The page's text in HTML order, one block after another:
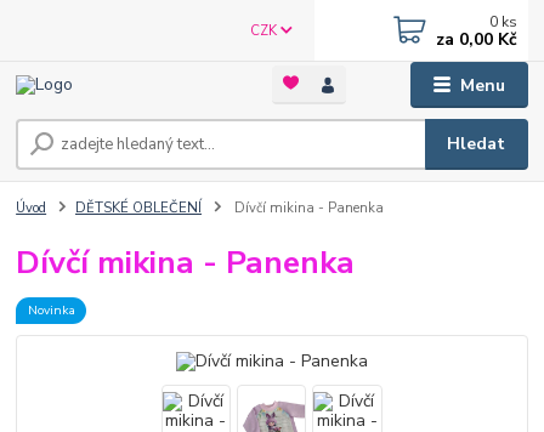
Menu
CZK
Hledat
0 ks
za 0,00 Kč
Úvod DĚTSKÉ OBLEČENÍ Dívčí mikina - Panenka
Dívčí mikina - Panenka
Novinka